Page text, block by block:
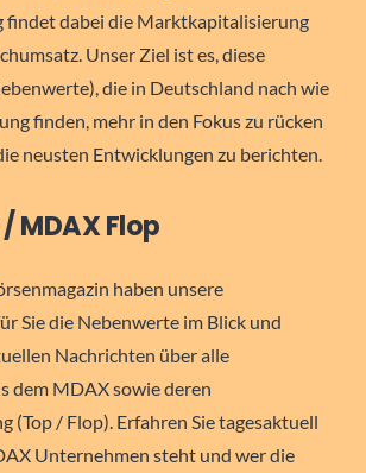
findet dabei die Marktkapitalisierung
Unser Ziel ist es, diese
die in Deutschland nach wie
finden, mehr in den Fokus zu rücken
neusten Entwicklungen zu berichten.
MDAX Flop
haben unsere
Sie die Nebenwerte im Blick und
Nachrichten über alle
dem MDAX sowie deren
(Top / Flop). Erfahren Sie tagesaktuell
Unternehmen steht und wer die